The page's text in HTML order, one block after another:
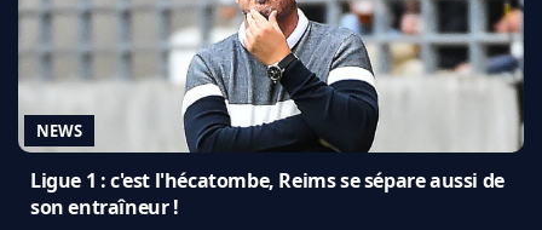
NEWS
Ligue 1 : c'est l'hécatombe, Reims se sépare aussi de
son entraîneur !